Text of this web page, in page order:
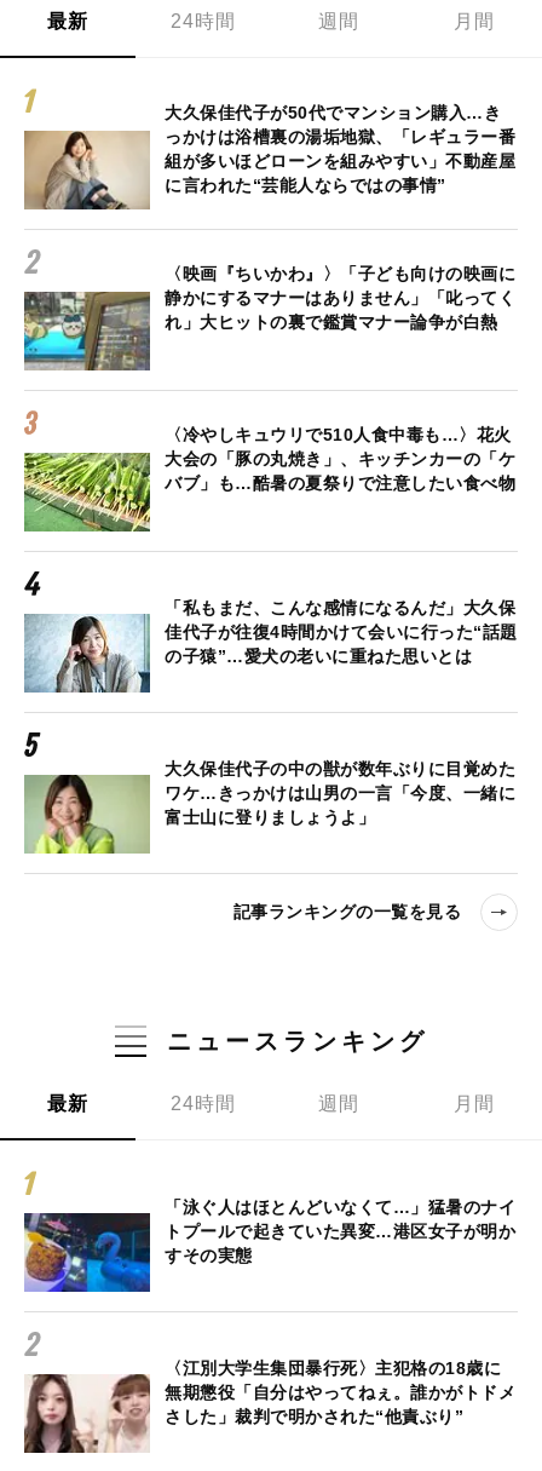
最新 24時間 週間 月間
大久保佳代子が50代でマンション購入…き
っかけは浴槽裏の湯垢地獄、「レギュラー番
組が多いほどローンを組みやすい」不動産屋
に言われた“芸能人ならではの事情”
〈映画『ちいかわ』〉「子ども向けの映画に
静かにするマナーはありません」「叱ってく
れ」大ヒットの裏で鑑賞マナー論争が白熱
〈冷やしキュウリで510人食中毒も…〉花火
大会の「豚の丸焼き」、キッチンカーの「ケ
バブ」も…酷暑の夏祭りで注意したい食べ物
「私もまだ、こんな感情になるんだ」大久保
佳代子が往復4時間かけて会いに行った“話題
の子猿”…愛犬の老いに重ねた思いとは
大久保佳代子の中の獣が数年ぶりに目覚めた
ワケ…きっかけは山男の一言「今度、一緒に
富士山に登りましょうよ」
記事ランキングの一覧を見る
ニュースランキング
最新 24時間 週間 月間
「泳ぐ人はほとんどいなくて…」猛暑のナイ
トプールで起きていた異変…港区女子が明か
すその実態
〈江別大学生集団暴行死〉主犯格の18歳に
無期懲役「自分はやってねぇ。誰かがトドメ
さした」裁判で明かされた“他責ぶり”